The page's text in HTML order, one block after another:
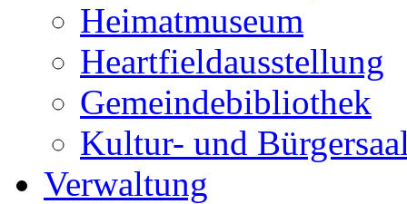
Heimatmuseum
Heartfieldausstellung
Gemeindebibliothek
Kultur- und
Verwaltung